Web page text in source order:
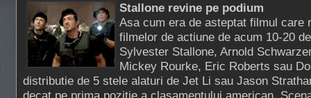
Stallone revine pe podium
Asa cum era de asteptat filmul care
filmelor de actiune de acum 10-20
Sylvester Stallone, Arnold
Mickey Rourke, Eric Roberts sau
distributie de 5 stele alaturi de Jet Li sau Jason
decat pe prima pozitie a clasamentului american.